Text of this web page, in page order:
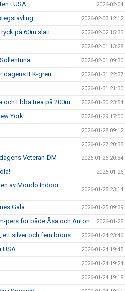
i USA 2026-02-04
2026-02-03 12:12
på 60m slätt 2026-02-02 15:33
2026-02-01 13:28
2026-02-01 09:30
dagens IFK-gren 2026-01-31 22:37
2026-01-31 21:30
och Ebba trea på 200m 2026-01-30 23:54
York 2026-01-29 17:00
2026-01-28 09:12
2026-01-27 20:35
Veteran-DM 2026-01-26 20:34
2026-01-26
av Mondo Indoor
2026-01-25 23:14
Gala 2026-01-25 09:39
pers för både Åsa och Anton 2026-01-25
ett silver och fem brons 2026-01-24 23:46
USA 2026-01-24 19:45
2026-01-24 19:24
2026-01-24 19:18